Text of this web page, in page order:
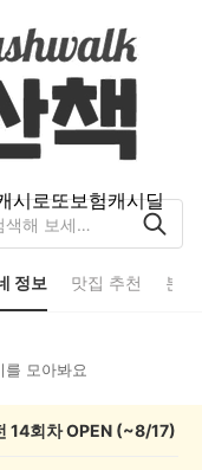
시로또보험캐시딜
정보 맛집 추천 분
를 모아봐요
14회차 OPEN (~8/17)